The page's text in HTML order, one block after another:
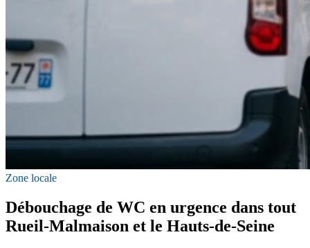
Zone locale
Débouchage de WC en urgence dans tout
Rueil-Malmaison et le Hauts-de-Seine